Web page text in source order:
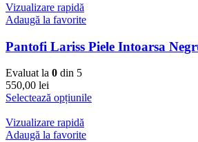
Vizualizare rapidă
Adaugă la favorite
Pantofi Lariss Piele Intoarsa
Evaluat la 0 din 5
550,00 lei
Selectează opțiunile
Vizualizare rapidă
Adaugă la favorite